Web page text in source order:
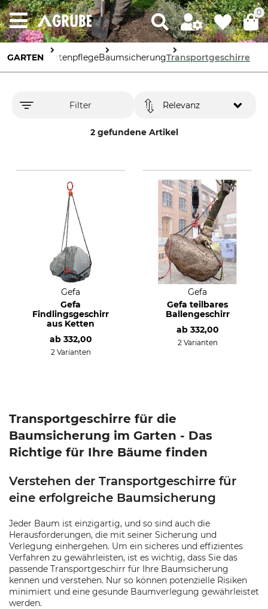
0
GARTEN GartenpflegeBaumsicherungTransportgeschirre
Filter
2 gefundene Artikel
Relevanz
Gefa
Gefa
Findlingsgeschirr
aus Ketten
ab 332,00
2 Varianten
Gefa
Gefa teilbares
Ballengeschirr
ab 332,00
2 Varianten
Transportgeschirre für die
Baumsicherung im Garten - Das
Richtige für Ihre Bäume finden
Verstehen der Transportgeschirre für
eine erfolgreiche Baumsicherung
Jeder Baum ist einzigartig, und so sind auch die
Herausforderungen, die mit seiner Sicherung und
Verlegung einhergehen. Um ein sicheres und effizientes
Verfahren zu gewährleisten, ist es wichtig, dass Sie das
passende Transportgeschirr für Ihre Baumsicherung
kennen und verstehen. Nur so können potenzielle Risiken
minimiert und eine gesunde Baumverlegung gewährleistet
werden.